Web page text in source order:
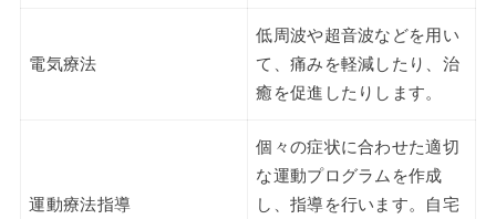
電気療法
低周波や超音波などを用い
て、痛みを軽減したり、治
癒を促進したりします。
運動療法指導
個々の症状に合わせた適切
な運動プログラムを作成
し、指導を行います。自宅